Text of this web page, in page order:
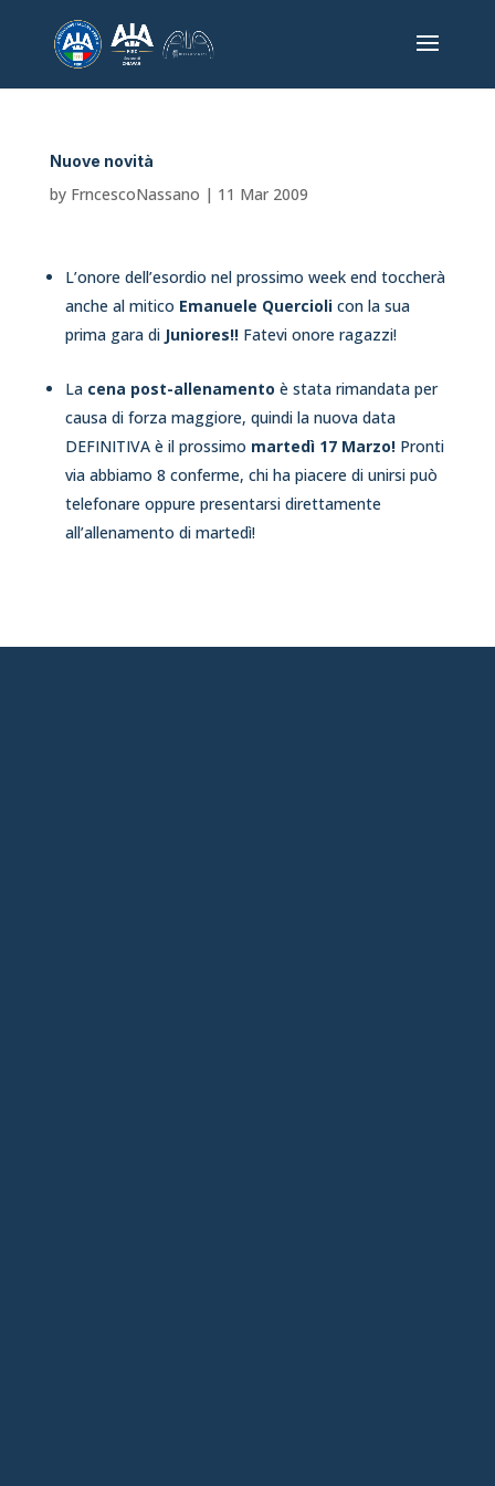
Nuove novità
by FrncescoNassano | 11 Mar 2009
L’onore dell’esordio nel prossimo week end toccherà
anche al mitico Emanuele Querciolicon la sua
prima gara di Juniores!! Fatevi onore ragazzi!
La cena post-allenamento è stata rimandata per
causa di forza maggiore, quindi la nuova data
DEFINITIVA è il prossimo martedì 17 Marzo!Pronti
via abbiamo 8 conferme, chi ha piacere di unirsi può
telefonare oppure presentarsi direttamente
all’allenamento di martedì!